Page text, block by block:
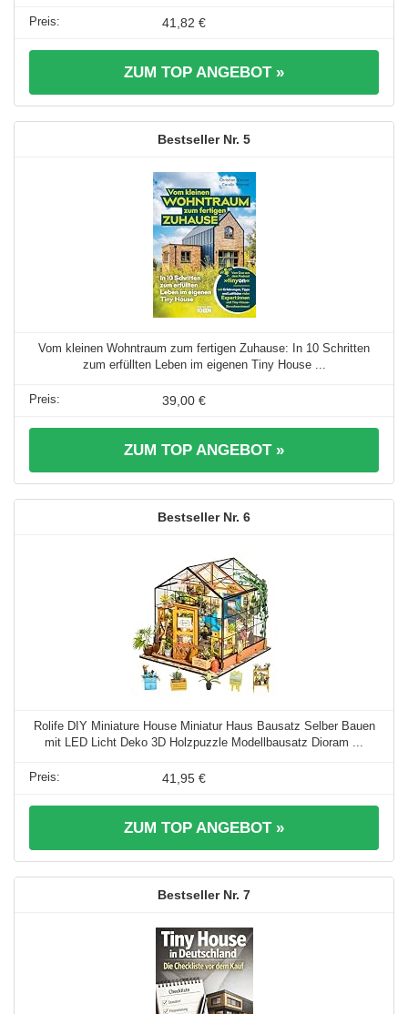
41,82 €
ZUM TOP ANGEBOT »
5
Vom kleinen Wohntraum zum fertigen Zuhause: In 10 Schritten
zum erfüllten Leben im eigenen Tiny House ...
39,00 €
ZUM TOP ANGEBOT »
6
Rolife DIY Miniature House Miniatur Haus Bausatz Selber Bauen
mit LED Licht Deko 3D Holzpuzzle Modellbausatz Dioram ...
41,95 €
ZUM TOP ANGEBOT »
7